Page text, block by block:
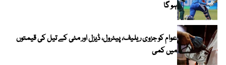
ہو گا
عوام کو جزوی ریلیف، پیٹرول، ڈیزل اور مٹی کے تیل کی قیمتوں
میں کمی